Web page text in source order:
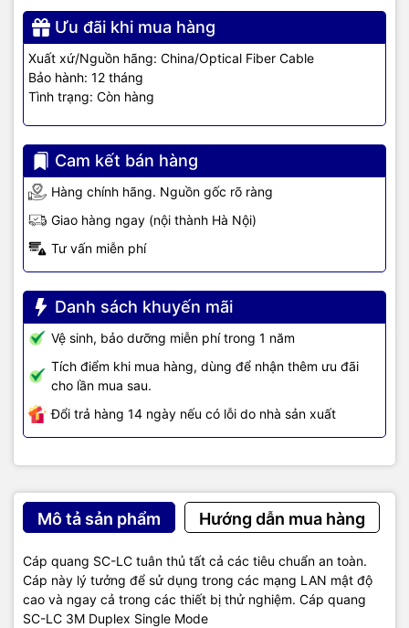
Ưu đãi khi mua hàng
Xuất xứ/Nguồn hãng: China/Optical Fiber Cable
Bảo hành: 12 tháng
Tình trạng: Còn hàng
Cam kết bán hàng
Hàng chính hãng. Nguồn gốc rõ ràng
Giao hàng ngay (nội thành Hà Nội)
Tư vấn miễn phí
Danh sách khuyến mãi
Vệ sinh, bảo dưỡng miễn phí trong 1 năm
Tích điểm khi mua hàng, dùng để nhận thêm ưu đãi
cho lần mua sau.
Đổi trả hàng 14 ngày nếu có lỗi do nhà sản xuất
Mô tả sản phẩm Hướng dẫn mua hàng
Cáp quang SC-LC tuân thủ tất cả các tiêu chuẩn an toàn.
Cáp này lý tưởng để sử dụng trong các mạng LAN mật độ
cao và ngay cả trong các thiết bị thử nghiệm. Cáp quang
SC-LC 3M Duplex Single Mode